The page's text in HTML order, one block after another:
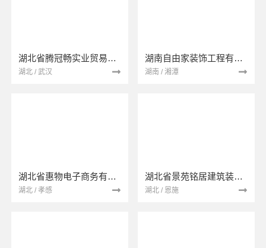
湖北省腾冠畅实业贸易有限公司
湖北 / 武汉
湖南自由家装饰工程有限公司
湖南 / 湘潭
湖北省惠物电子商务有限公司
湖北 / 孝感
湖北省景苑铭居建筑装饰有限公司
湖北 / 恩施